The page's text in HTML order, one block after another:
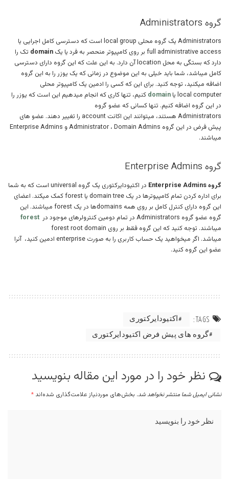
گروه Administrators
Administrators یک گروه محلی local group است که دسترسی کامل اجرایی یا
full administrative access بر روی کامپیوتر منحصر به فرد یا یک
domain تک را
دارد که بستگی به محل location آن دارد. به این علت که این گروه دارای دسترسی
کامل میباشد، شما باید خیلی به این موضوع در زمانی که یک یوزر را به این گروه
اضافه میکنید، توجه کنید. برای این که کسی را ادمین یک کامپیوتر محلی
local computer یا
domain کنیم، تنها کاری که انجام میدهیم این است که یوزر را
در این گروه اضافه کنیم. تنها کسانی که عضو گروه
Administrators هستند، میتوانند این اکانت account را تغییر دهند. عضو های
پیش فرض در این گروه Administrator ، Domain Admins و Enterprise Admins
میباشند.
گروه Enterprise Admins
گروه Enterprise Admins
در اکتیودایرکتوری یک گروه universal است که به شما
برای اداره کردن تمام کامپیوترها در یک domain tree یا forest کمک میکند. اعضای
این گروه دارای کنترل کامل بر روی همه domainsها در یک forest میباشند. این
گروه عضو گروه Administrators در تمام دومین کنترولرهای موجود در
forest
میباشند. توجه کنید که این گروه فقط بر روی forest root domain
میباشد. اگر میخواهید یک حساب کاربری را به صورت enterprise ادمین کنید، آنرا
عضو این گروه کنید.
TAGS:
اکتیودایرکتوری
گروه های پیش فرض اکتیودایرکتوری
نظر خود را در مورد این مقاله بنویسید
نشانی ایمیل شما منتشر نخواهد شد. بخش‌های موردنیاز علامت‌گذاری شده‌اند *